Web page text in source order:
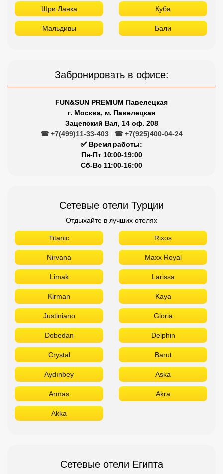
Шри Ланка Куба
Мальдивы Бали
Забронировать в офисе:
FUN&SUN PREMIUM Павелецкая
г. Москва, м. Павелецкая
Зацепский Вал, 14 оф. 208
☎ +7(499)11-33-403
☎ +7(925)400-04-24
✅ Время работы:
Пн-Пт 10:00-19:00
Сб-Вс 11:00-16:00
Сетевые отели Турции
Отдыхайте в лучших отелях
Titanic Rixos
Nirvana Maxx Royal
Limak Larissa
Kirman Kaya
Justiniano Gloria
Dobedan Delphin
Crystal Barut
Aydınbey Aska
Armas Akra
Akka
Сетевые отели Египта